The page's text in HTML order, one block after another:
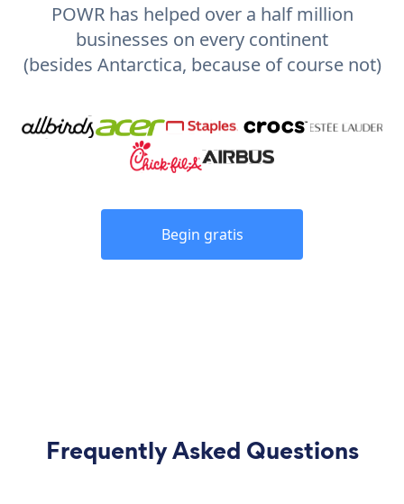
POWR has helped over a half million
businesses on every continent
(besides Antarctica, because of course not)
Begin gratis
Frequently Asked Questions